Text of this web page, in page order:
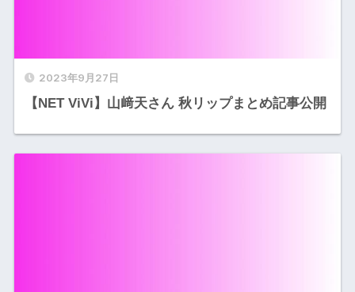
2023年9月27日
【NET ViVi】山﨑天さん 秋リップまとめ記事公開